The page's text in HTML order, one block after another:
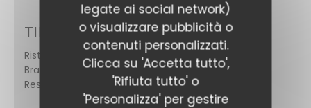
legate ai social network)
o visualizzare pubblicità o
contenuti personalizzati.
Clicca su 'Accetta tutto',
'Rifiuta tutto' o
'Personalizza' per gestire
TIPOLOGIA
Ristorante Fusion,
Brasserie -
Restaurant